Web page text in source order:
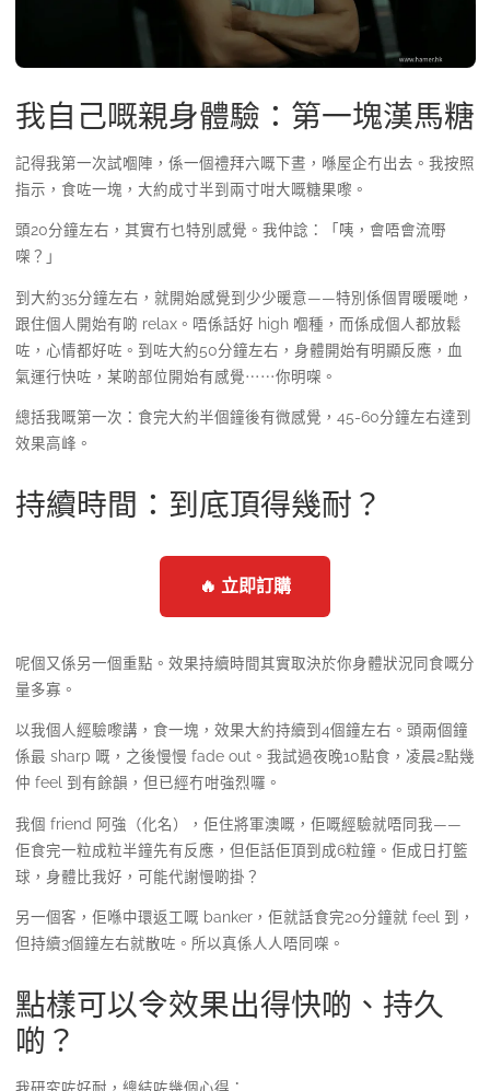
我自己嘅親身體驗：第一塊漢馬糖
記得我第一次試嗰陣，係一個禮拜六嘅下晝，喺屋企冇出去。我按照
指示，食咗一塊，大約成寸半到兩寸咁大嘅糖果嚟。
頭20分鐘左右，其實冇乜特別感覺。我仲諗：「咦，會唔會流嘢
㗎？」
到大約35分鐘左右，就開始感覺到少少暖意——特別係個胃暖暖哋，
跟住個人開始有啲 relax。唔係話好 high 嗰種，而係成個人都放鬆
咗，心情都好咗。到咗大約50分鐘左右，身體開始有明顯反應，血
氣運行快咗，某啲部位開始有感覺⋯⋯你明㗎。
總括我嘅第一次：食完大約半個鐘後有微感覺，45-60分鐘左右達到
效果高峰。
持續時間：到底頂得幾耐？
🔥 立即訂購
呢個又係另一個重點。效果持續時間其實取決於你身體狀況同食嘅分
量多寡。
以我個人經驗嚟講，食一塊，效果大約持續到4個鐘左右。頭兩個鐘
係最 sharp 嘅，之後慢慢 fade out。我試過夜晚10點食，凌晨2點幾
仲 feel 到有餘韻，但已經冇咁強烈囉。
我個 friend 阿強（化名），佢住將軍澳嘅，佢嘅經驗就唔同我——
佢食完一粒成粒半鐘先有反應，但佢話佢頂到成6粒鐘。佢成日打籃
球，身體比我好，可能代謝慢啲掛？
另一個客，佢喺中環返工嘅 banker，佢就話食完20分鐘就 feel 到，
但持續3個鐘左右就散咗。所以真係人人唔同㗎。
點樣可以令效果出得快啲、持久
啲？